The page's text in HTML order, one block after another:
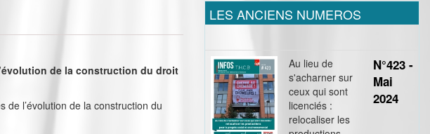
de la construction du droit
de l’évolution de la construction du
LES ANCIENS NUMEROS
Au lieu de
s'acharner sur
ceux qui sont
licenciés :
relocaliser les
N°423 -
Mai
2024